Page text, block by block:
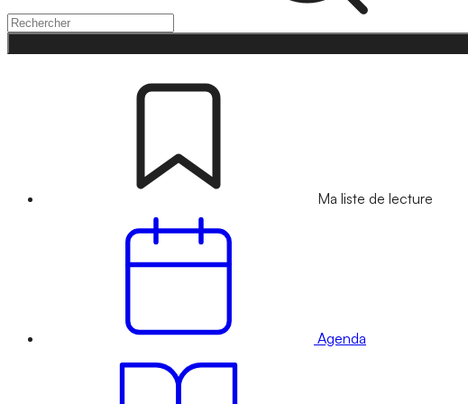
Ma liste de lecture
Agenda